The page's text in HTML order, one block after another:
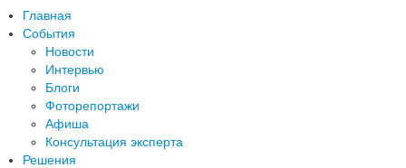
Главная
События
Новости
Интервью
Блоги
Фоторепортажи
Афиша
Консультация эксперта
Решения